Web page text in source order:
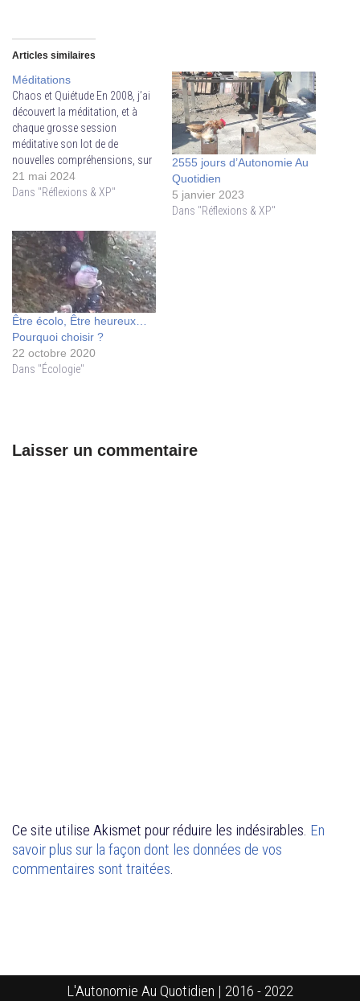
Articles similaires
Méditations
Chaos et Quiétude En 2008, j’ai
découvert la méditation, et à
chaque grosse session
méditative son lot de de
nouvelles compréhensions, sur
la vie, sur la mort, sur moi…
mais dernièrement, après un
plus profondément ce que…
21 mai 2024
Dans "Réflexions & XP"
2555 jours d’Autonomie Au
Quotidien
5 janvier 2023
Dans "Réflexions & XP"
Être écolo, Être heureux…
Pourquoi choisir ?
22 octobre 2020
Dans "Écologie"
Laisser un commentaire
Ce site utilise Akismet pour réduire les indésirables. En
savoir plus sur la façon dont les données de vos
commentaires sont traitées.
L'Autonomie Au Quotidien | 2016 - 2022